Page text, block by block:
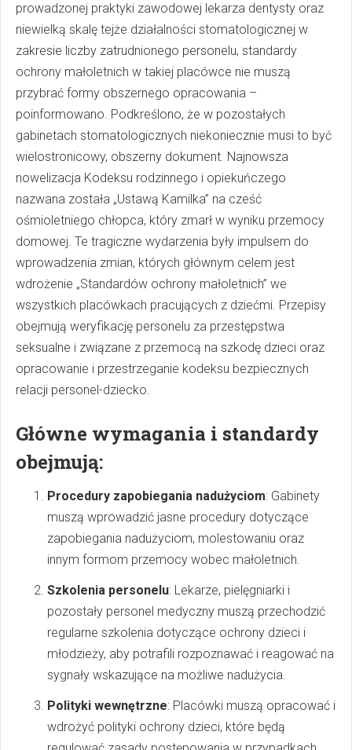
prowadzonej praktyki zawodowej lekarza dentysty oraz
niewielką skalę tejże działalności stomatologicznej w
zakresie liczby zatrudnionego personelu, standardy
ochrony małoletnich w takiej placówce nie muszą
przybrać formy obszernego opracowania –
poinformowano. Podkreślono, że w pozostałych
gabinetach stomatologicznych niekoniecznie musi to być
wielostronicowy, obszerny dokument. Najnowsza
nowelizacja Kodeksu rodzinnego i opiekuńczego
nazwana została „Ustawą Kamilka” na cześć
ośmioletniego chłopca, który zmarł w wyniku przemocy
domowej. Te tragiczne wydarzenia były impulsem do
wprowadzenia zmian, których głównym celem jest
wdrożenie „Standardów ochrony małoletnich” we
wszystkich placówkach pracujących z dziećmi. Przepisy
obejmują weryfikację personelu za przestępstwa
seksualne i związane z przemocą na szkodę dzieci oraz
opracowanie i przestrzeganie kodeksu bezpiecznych
relacji personel-dziecko.
Główne wymagania i standardy
obejmują:
Procedury zapobiegania nadużyciom: Gabinety
muszą wprowadzić jasne procedury dotyczące
zapobiegania nadużyciom, molestowaniu oraz
innym formom przemocy wobec małoletnich.
Szkolenia personelu: Lekarze, pielęgniarki i
pozostały personel medyczny muszą przechodzić
regularne szkolenia dotyczące ochrony dzieci i
młodzieży, aby potrafili rozpoznawać i reagować na
sygnały wskazujące na możliwe nadużycia.
Polityki wewnętrzne: Placówki muszą opracować i
wdrożyć polityki ochrony dzieci, które będą